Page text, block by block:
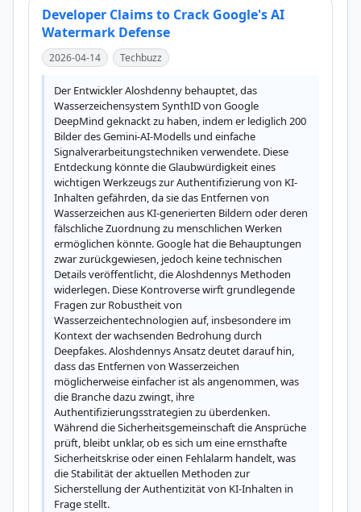
Developer Claims to Crack Google's AI
Watermark Defense
2026-04-14 Techbuzz
Der Entwickler Aloshdenny behauptet, das
Wasserzeichensystem SynthID von Google
DeepMind geknackt zu haben, indem er lediglich 200
Bilder des Gemini-AI-Modells und einfache
Signalverarbeitungstechniken verwendete. Diese
Entdeckung könnte die Glaubwürdigkeit eines
wichtigen Werkzeugs zur Authentifizierung von KI-
Inhalten gefährden, da sie das Entfernen von
Wasserzeichen aus KI-generierten Bildern oder deren
fälschliche Zuordnung zu menschlichen Werken
ermöglichen könnte. Google hat die Behauptungen
zwar zurückgewiesen, jedoch keine technischen
Details veröffentlicht, die Aloshdennys Methoden
widerlegen. Diese Kontroverse wirft grundlegende
Fragen zur Robustheit von
Wasserzeichentechnologien auf, insbesondere im
Kontext der wachsenden Bedrohung durch
Deepfakes. Aloshdennys Ansatz deutet darauf hin,
dass das Entfernen von Wasserzeichen
möglicherweise einfacher ist als angenommen, was
die Branche dazu zwingt, ihre
Authentifizierungsstrategien zu überdenken.
Während die Sicherheitsgemeinschaft die Ansprüche
prüft, bleibt unklar, ob es sich um eine ernsthafte
Sicherheitskrise oder einen Fehlalarm handelt, was
die Stabilität der aktuellen Methoden zur
Sicherstellung der Authentizität von KI-Inhalten in
Frage stellt.